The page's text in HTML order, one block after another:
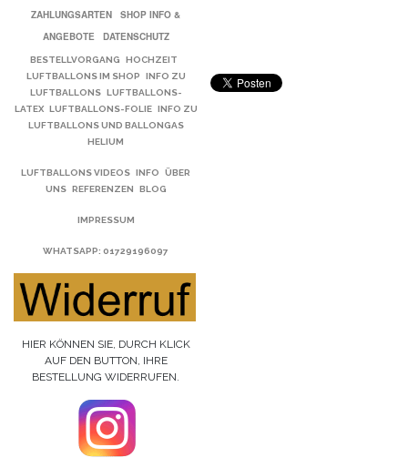
ZAHLUNGSARTEN
SHOP INFO &
ANGEBOTE
DATENSCHUTZ
BESTELLVORGANG
HOCHZEIT
LUFTBALLONS IM SHOP
INFO ZU
LUFTBALLONS LUFTBALLONS-
LATEX LUFTBALLONS-FOLIE INFO ZU
LUFTBALLONS UND BALLONGAS
HELIUM
LUFTBALLONS VIDEOS INFO
ÜBER
UNS REFERENZEN BLOG
IMPRESSUM
WHATSAPP: 01729196097
HIER KÖNNEN SIE, DURCH KLICK
AUF DEN BUTTON, IHRE
BESTELLUNG WIDERRUFEN.